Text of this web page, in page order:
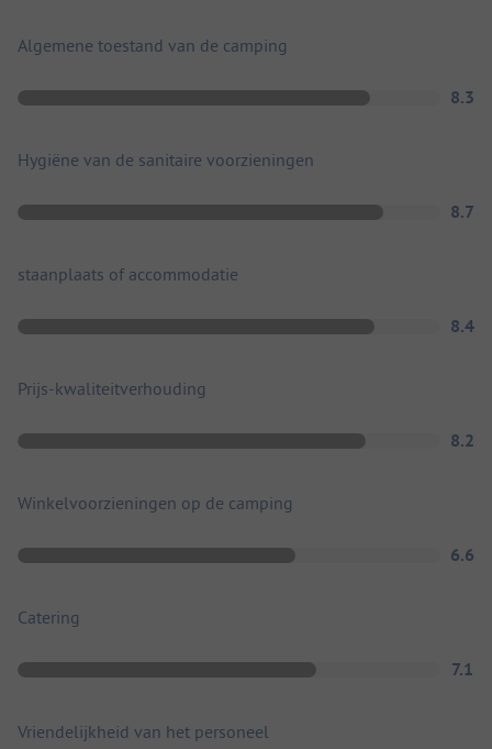
Algemene toestand van de camping
8.3
Hygiëne van de sanitaire voorzieningen
8.7
staanplaats of accommodatie
8.4
Prijs-kwaliteitverhouding
8.2
Winkelvoorzieningen op de camping
6.6
Catering
7.1
Vriendelijkheid van het personeel